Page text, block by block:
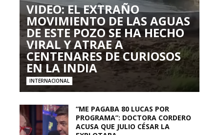
VIDEO: EL EXTRAÑO
MOVIMIENTO DE LAS AGUAS
DE ESTE POZO SE HA HECHO
VIRAL Y ATRAE A
CENTENARES DE CURIOSOS
EN LA INDIA
INTERNACIONAL
“ME PAGABA 80 LUCAS POR
PROGRAMA”: DOCTORA CORDERO
ACUSA QUE JULIO CÉSAR LA